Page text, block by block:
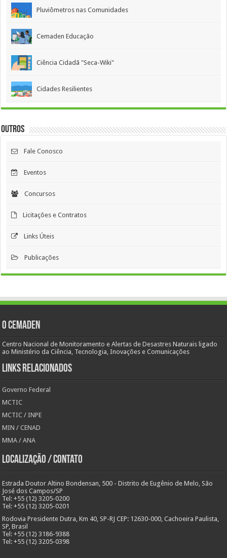
Pluviômetros nas Comunidades
Cemaden Educação
Ciência Cidadã "Seca-Wiki"
Cidades Resilientes
Outros
Fale Conosco
Eventos
Concursos
Licitações e Contratos
Links Úteis
Publicações
O Cemaden
Centro Nacional de Monitoramento e Alertas de Desastres Naturais ligado
ao Ministério da Ciência, Tecnologia, Inovações e Comunicações
Links Relacionados
Governo Federal
MCTIC
MCTIC / INPE
MIN / CENAD
MMA / ANA
Localização / Contato
Estrada Doutor Altino Bondensan, 500 - Distrito de Eugênio de Melo, São
José dos Campos/SP
Tel: +55 (12) 3205-0200
Tel: +55 (12) 3205-0201
Rodovia Presidente Dutra, Km 40, SP-RJ CEP: 12630-000, Cachoeira Paulista,
SP, Brasil
Tel: +55 (12) 3186-9388
Tel: +55 (12) 3205-0398